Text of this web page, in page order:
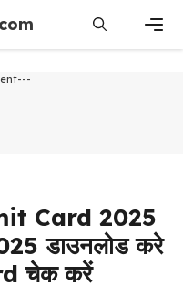
Card 2025
डाउनलोड करे
चेक करें